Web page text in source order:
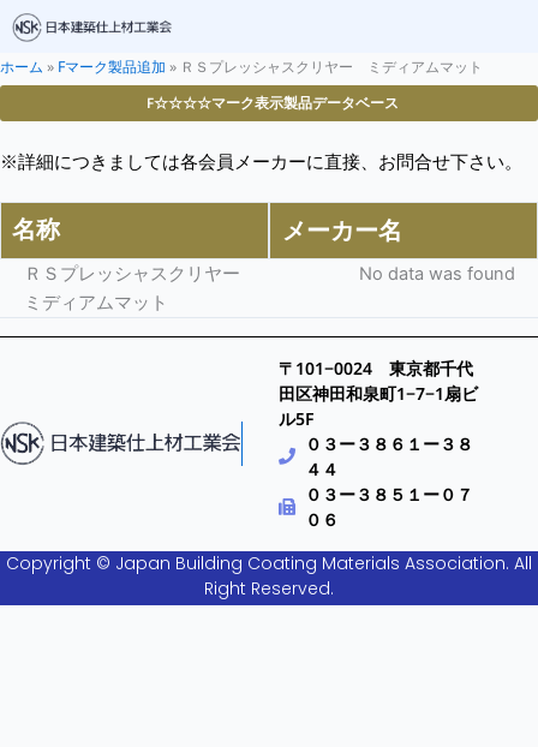
ホーム » Fマーク製品追加 » ＲＳプレッシャスクリヤー ミディアムマット
F☆☆☆☆マーク表示製品データベース
※詳細につきましては各会員メーカーに直接、お問合せ下さい。
名称 メーカー名
ＲＳプレッシャスクリヤー
ミディアムマット
No data was found
〒101−0024 東京都千代
田区神田和泉町1−7−1扇ビ
ル5F
０３ー３８６１ー３８
４４
０３ー３８５１ー０７
０６
Copyright © Japan Building Coating Materials Association. All
Right Reserved.